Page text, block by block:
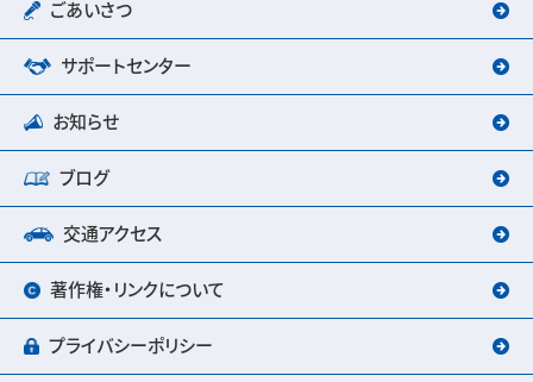
ごあいさつ
サポートセンター
お知らせ
ブログ
交通アクセス
著作権・リンクについて
プライバシーポリシー